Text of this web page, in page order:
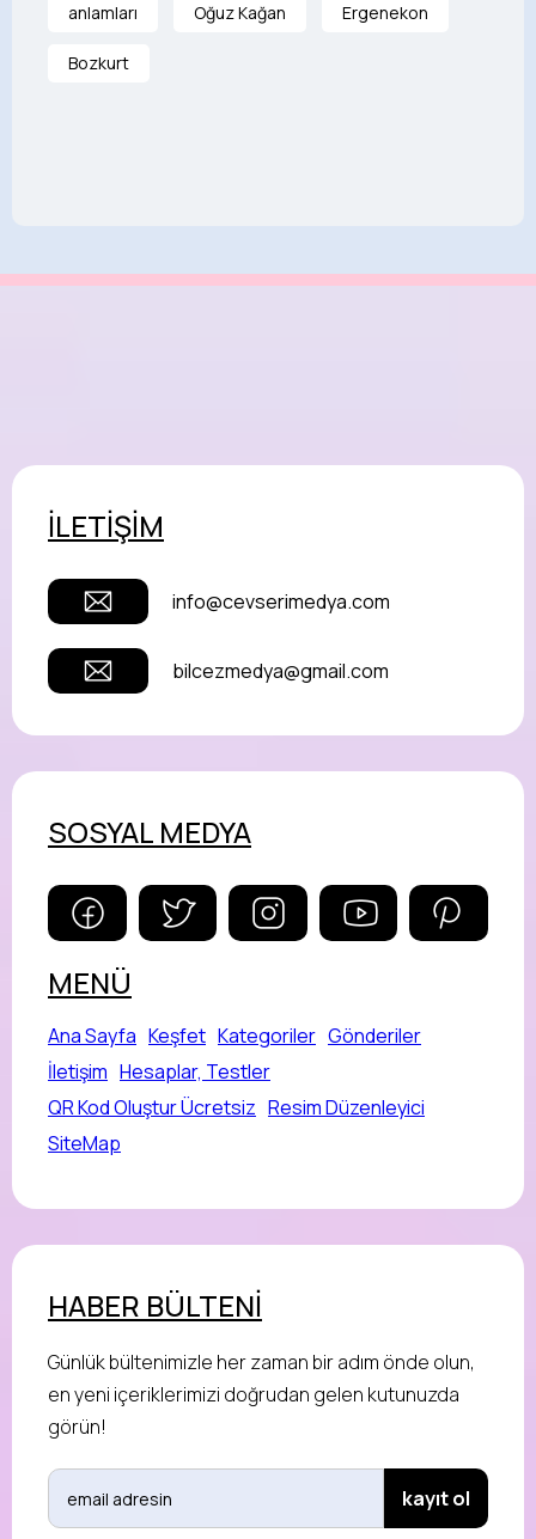
anlamları Oğuz Kağan Ergenekon
Bozkurt
İLETİŞİM
info@cevserimedya.com
bilcezmedya@gmail.com
SOSYAL MEDYA
MENÜ
Ana Sayfa Keşfet Kategoriler Gönderiler
İletişim Hesaplar, Testler
QR Kod Oluştur Ücretsiz Resim Düzenleyici
SiteMap
HABER BÜLTENİ
Günlük bültenimizle her zaman bir adım önde olun,
en yeni içeriklerimizi doğrudan gelen kutunuzda
görün!